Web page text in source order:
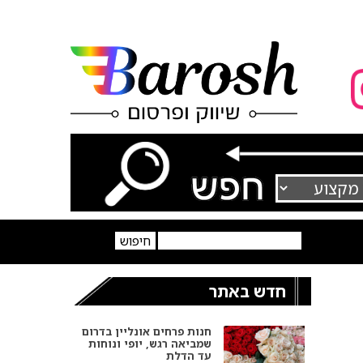
חדש באתר
חנות פרחים אונליין בדרום
שמביאה רגש, יופי ונוחות
עד הדלת